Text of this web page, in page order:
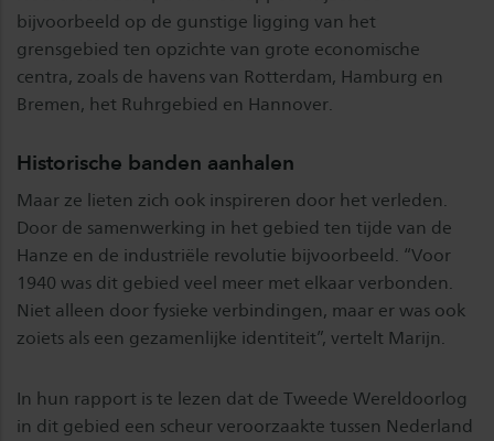
bijvoorbeeld op de gunstige ligging van het
grensgebied ten opzichte van grote economische
centra, zoals de havens van Rotterdam, Hamburg en
Bremen, het Ruhrgebied en Hannover.
Historische banden aanhalen
Maar ze lieten zich ook inspireren door het verleden.
Door de samenwerking in het gebied ten tijde van de
Hanze en de industriële revolutie bijvoorbeeld. “Voor
1940 was dit gebied veel meer met elkaar verbonden.
Niet alleen door fysieke verbindingen, maar er was ook
zoiets als een gezamenlijke identiteit”, vertelt Marijn.
In hun rapport is te lezen dat de Tweede Wereldoorlog
in dit gebied een scheur veroorzaakte tussen Nederland